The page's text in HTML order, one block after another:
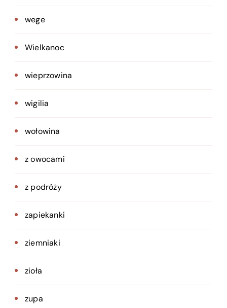
wege
Wielkanoc
wieprzowina
wigilia
wołowina
z owocami
z podróży
zapiekanki
ziemniaki
zioła
zupa